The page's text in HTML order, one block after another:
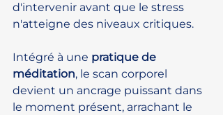
d'intervenir avant que le stress
n'atteigne des niveaux critiques.
Intégré à une pratique de
méditation, le scan corporel
devient un ancrage puissant dans
le moment présent, arrachant le